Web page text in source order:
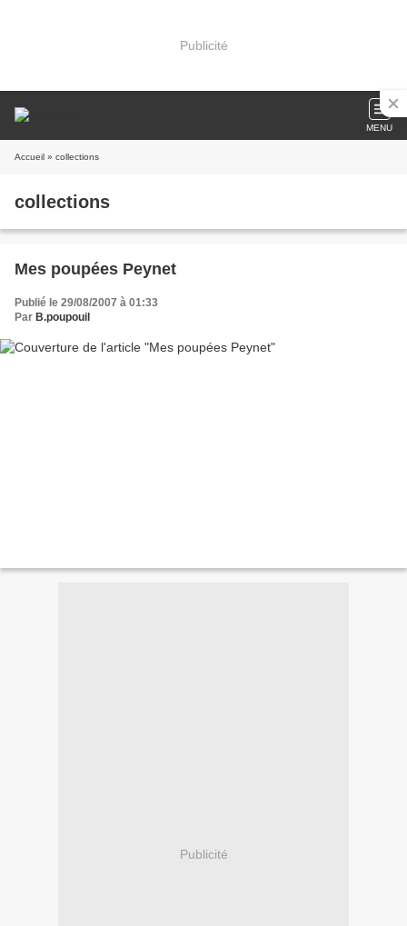
Publicité
MENU
Accueil » collections
collections
Mes poupées Peynet
Publié le 29/08/2007 à 01:33
Par B.poupouil
Publicité